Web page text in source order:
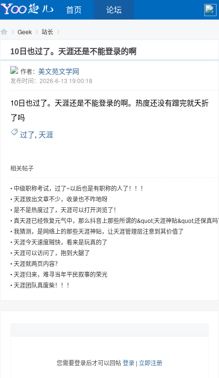
首页 论坛
Geek
›
站长
›
10日也过了。天涯还是不能登录的啊
作者： 美文苑文学网
发布时间：2026-6-13 19:00:18
10日也过了。天涯还是不能登录的啊。热度还没有蹭完就夭折
了吗
过了, 天涯
相关帖子
• 中级职称考试，过了~以后也是有职称的人了！！！
•天涯放出文章不少，收录也不咋地呀
•是不是热度过了，天涯可以打开浏览了！
•真天涯已经恢复元气中，那么抖音上那些所谓的&quot;天涯神贴&quot;还保真
•我猜测，是网络上的那些天涯神贴，让天涯管理层注意到其价值了
•天涯今天速度贼快，看来是玩真的了
•天涯可以访问了，抱到大腿了
•天涯就两页内容？
•天涯归来，难寻当年平民叙事的荣光
•天涯团队真废柴！！！
您需要登录后才可以回帖登录 | 立即注册